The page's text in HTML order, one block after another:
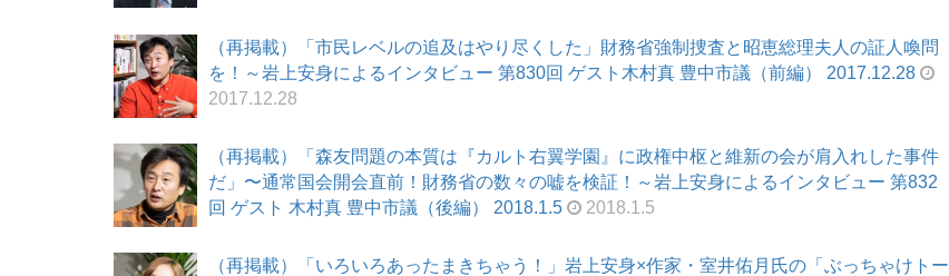
（再掲載）「市民レベルの追及はやり尽くした」財務省強制捜査と昭恵総理夫人の証人喚問
を！～岩上安身によるインタビュー 第830回 ゲスト木村真 豊中市議（前編） 2017.12.28
2017.12.28
（再掲載）「森友問題の本質は『カルト右翼学園』に政権中枢と維新の会が肩入れした事件
だ」〜通常国会開会直前！財務省の数々の嘘を検証！～岩上安身によるインタビュー 第832
回 ゲスト 木村真 豊中市議（後編） 2018.1.5
2018.1.5
（再掲載）「いろいろあったまきちゃう！」岩上安身×作家・室井佑月氏の「ぶっちゃけトー